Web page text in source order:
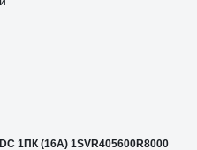
1ПК (16А) 1SVR405600R8000